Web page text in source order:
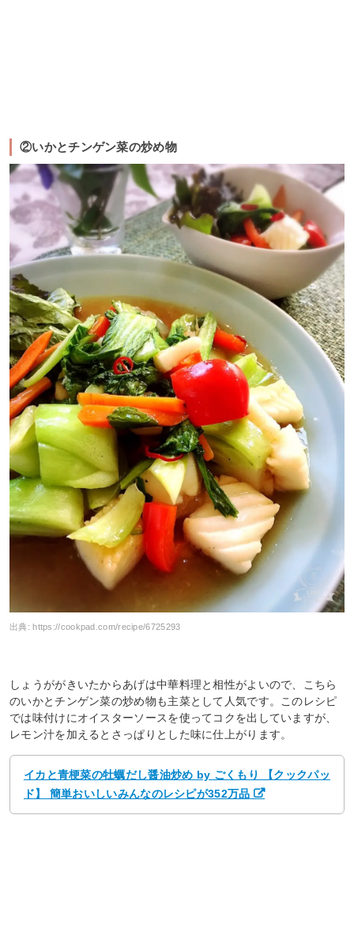
②いかとチンゲン菜の炒め物
出典:https://cookpad.com/recipe/6725293
しょうががきいたからあげは中華料理と相性がよいので、こちら
のいかとチンゲン菜の炒め物も主菜として人気です。このレシピ
では味付けにオイスターソースを使ってコクを出していますが、
レモン汁を加えるとさっぱりとした味に仕上がります。
イカと青梗菜の牡蠣だし醤油炒め by ごくもり 【クックパッ
ド】 簡単おいしいみんなのレシピが352万品